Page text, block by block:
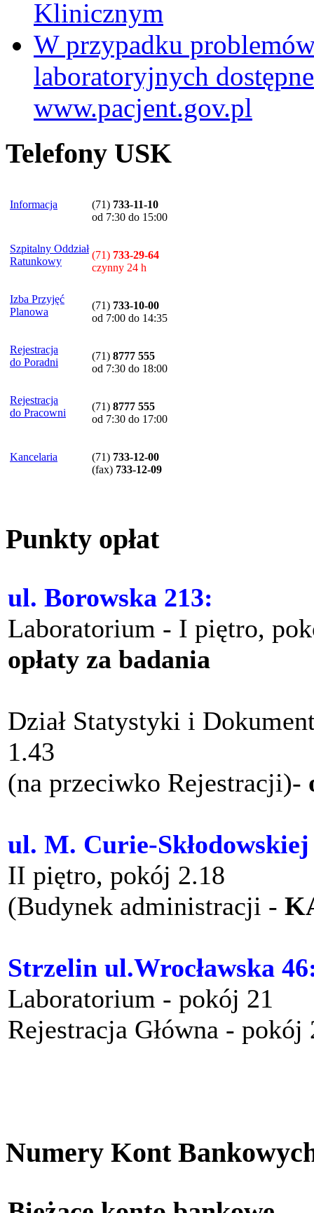
Klinicznym
W przypadku
laboratoryjnych
www.pacjent.gov.pl
Telefony USK
Informacja (71) 733-11-10
od 7:30 do 15:00
Szpitalny Oddział
Ratunkowy
(71) 733-29-64
czynny 24 h
Izba Przyjęć
Planowa
(71) 733-10-00
od 7:00 do 14:35
Rejestracja
do Poradni
(71) 8777 555
od 7:30 do 18:00
Rejestracja
do Pracowni
(71) 8777 555
od 7:30 do 17:00
Kancelaria (71) 733-12-00
(fax) 733-12-09
Punkty opłat
ul. Borowska 213:
Laboratorium - I piętro,
opłaty za badania
Dział Statystyki i
1.43
(na przeciwko Rejestracji)-
ul. M. Curie-Skłodowskiej
II piętro, pokój 2.18
(Budynek administracji -
Strzelin ul.Wrocławska
Laboratorium - pokój 21
Rejestracja Główna -
Numery Kont